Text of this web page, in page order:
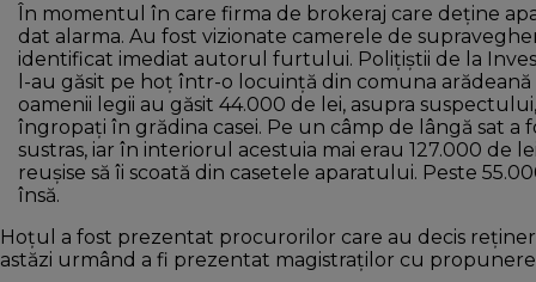
În momentul în care firma de brokeraj care deține
dat alarma. Au fost vizionate camerele de
identificat imediat autorul furtului. Polițiștii de la
l-au găsit pe hoț într-o locuință din comuna arădeană
oamenii legii au găsit 44.000 de lei, asupra
îngropați în grădina casei. Pe un câmp de lângă sat a
sustras, iar în interiorul acestuia mai erau 127.000 de
reușise să îi scoată din casetele aparatului. Peste
însă.
Hoțul a fost prezentat procurorilor care au decis
astăzi urmând a fi prezentat magistraților cu